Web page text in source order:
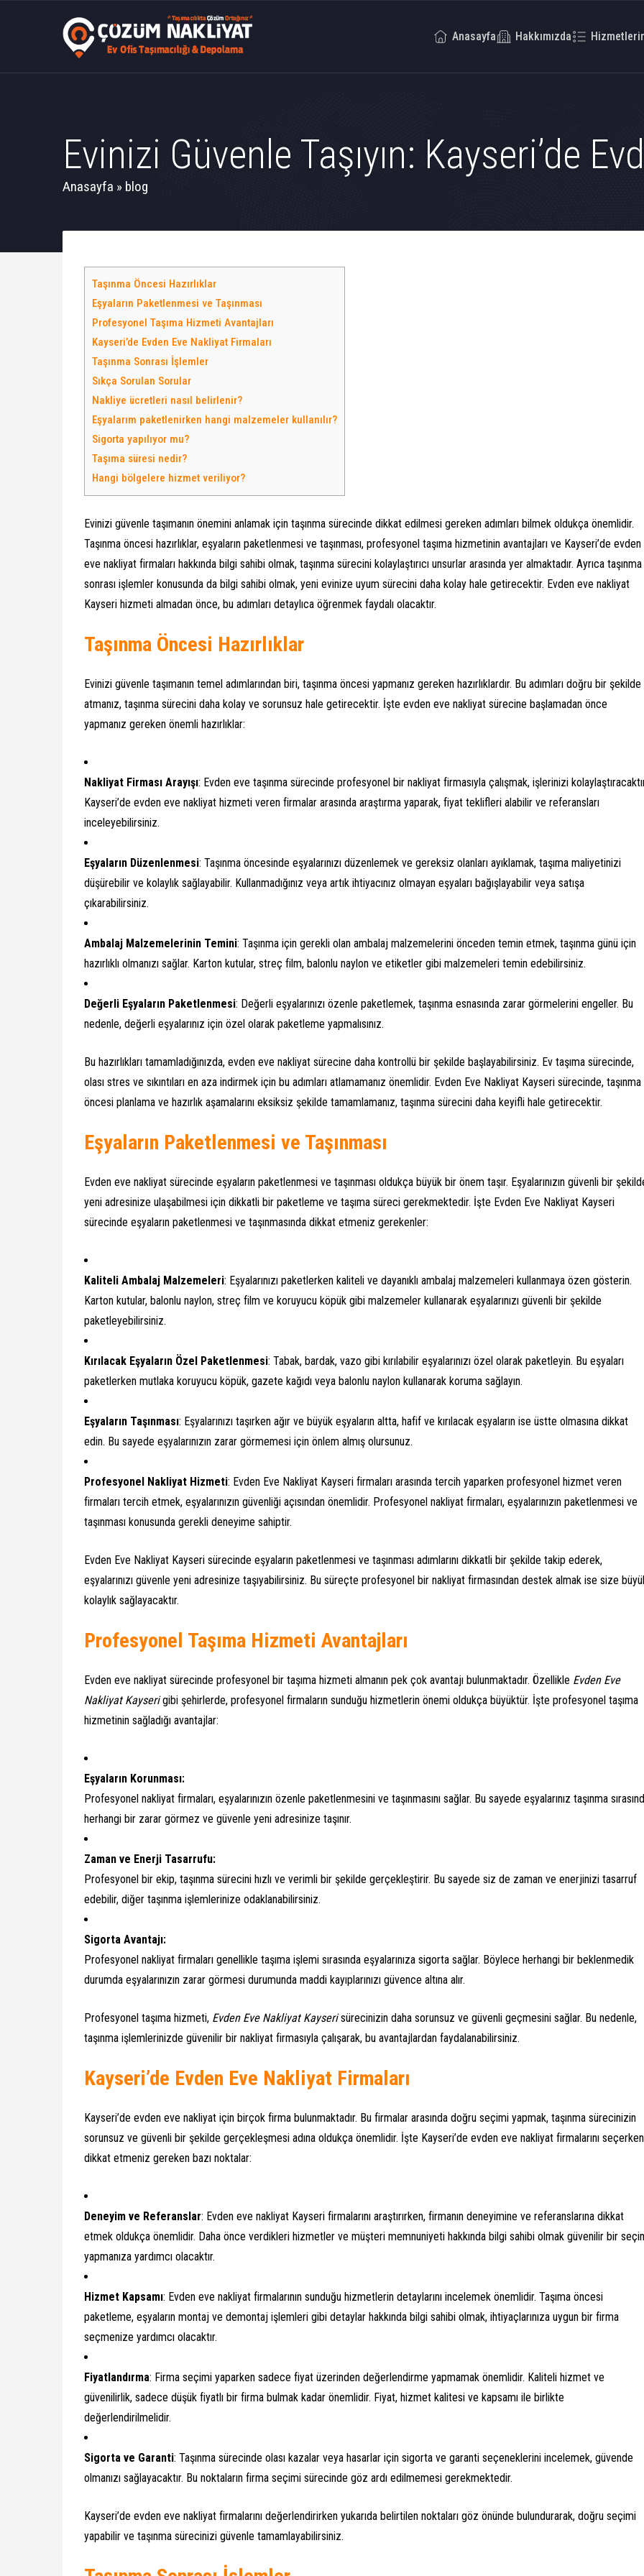
Anasayfa Hakkımızda
Evinizi Güvenle Taşıyın: Kayseri’de
Anasayfa » blog
Taşınma Öncesi Hazırlıklar
Eşyaların Paketlenmesi ve Taşınması
Profesyonel Taşıma Hizmeti Avantajları
Kayseri’de Evden Eve Nakliyat Firmaları
Taşınma Sonrası İşlemler
Sıkça Sorulan Sorular
Nakliye ücretleri nasıl belirlenir?
Eşyalarım paketlenirken hangi malzemeler kullanılır?
Sigorta yapılıyor mu?
Taşıma süresi nedir?
Hangi bölgelere hizmet veriliyor?
Evinizi güvenle taşımanın önemini anlamak için taşınma sürecinde dikkat edilmesi gereken adımları bilmek oldukça önemlidir.
Taşınma öncesi hazırlıklar, eşyaların paketlenmesi ve taşınması, profesyonel taşıma hizmetinin avantajları ve Kayseri’de evden
eve nakliyat firmaları hakkında bilgi sahibi olmak, taşınma sürecini kolaylaştırıcı unsurlar arasında yer almaktadır. Ayrıca taşınma
sonrası işlemler konusunda da bilgi sahibi olmak, yeni evinize uyum sürecini daha kolay hale getirecektir. Evden eve nakliyat
Kayseri hizmeti almadan önce, bu adımları detaylıca öğrenmek faydalı olacaktır.
Taşınma Öncesi Hazırlıklar
Evinizi güvenle taşımanın temel adımlarından biri, taşınma öncesi yapmanız gereken hazırlıklardır. Bu adımları doğru bir şekilde
atmanız, taşınma sürecini daha kolay ve sorunsuz hale getirecektir. İşte evden eve nakliyat sürecine başlamadan önce
yapmanız gereken önemli hazırlıklar:
Nakliyat Firması Arayışı: Evden eve taşınma sürecinde profesyonel bir nakliyat firmasıyla çalışmak, işlerinizi
Kayseri’de evden eve nakliyat hizmeti veren firmalar arasında araştırma yaparak, fiyat teklifleri alabilir ve referansları
inceleyebilirsiniz.
Eşyaların Düzenlenmesi: Taşınma öncesinde eşyalarınızı düzenlemek ve gereksiz olanları ayıklamak, taşıma maliyetinizi
düşürebilir ve kolaylık sağlayabilir. Kullanmadığınız veya artık ihtiyacınız olmayan eşyaları bağışlayabilir veya satışa
çıkarabilirsiniz.
Ambalaj Malzemelerinin Temini: Taşınma için gerekli olan ambalaj malzemelerini önceden temin etmek, taşınma günü için
hazırlıklı olmanızı sağlar. Karton kutular, streç film, balonlu naylon ve etiketler gibi malzemeleri temin edebilirsiniz.
Değerli Eşyaların Paketlenmesi: Değerli eşyalarınızı özenle paketlemek, taşınma esnasında zarar görmelerini engeller. Bu
nedenle, değerli eşyalarınız için özel olarak paketleme yapmalısınız.
Bu hazırlıkları tamamladığınızda, evden eve nakliyat sürecine daha kontrollü bir şekilde başlayabilirsiniz. Ev taşıma sürecinde,
olası stres ve sıkıntıları en aza indirmek için bu adımları atlamamanız önemlidir. Evden Eve Nakliyat Kayseri sürecinde, taşınma
öncesi planlama ve hazırlık aşamalarını eksiksiz şekilde tamamlamanız, taşınma sürecini daha keyifli hale getirecektir.
Eşyaların Paketlenmesi ve Taşınması
Evden eve nakliyat sürecinde eşyaların paketlenmesi ve taşınması oldukça büyük bir önem taşır. Eşyalarınızın güvenli bir
yeni adresinize ulaşabilmesi için dikkatli bir paketleme ve taşıma süreci gerekmektedir. İşte Evden Eve Nakliyat Kayseri
sürecinde eşyaların paketlenmesi ve taşınmasında dikkat etmeniz gerekenler:
Kaliteli Ambalaj Malzemeleri: Eşyalarınızı paketlerken kaliteli ve dayanıklı ambalaj malzemeleri kullanmaya özen gösterin.
Karton kutular, balonlu naylon, streç film ve koruyucu köpük gibi malzemeler kullanarak eşyalarınızı güvenli bir şekilde
paketleyebilirsiniz.
Kırılacak Eşyaların Özel Paketlenmesi: Tabak, bardak, vazo gibi kırılabilir eşyalarınızı özel olarak paketleyin. Bu eşyaları
paketlerken mutlaka koruyucu köpük, gazete kağıdı veya balonlu naylon kullanarak koruma sağlayın.
Eşyaların Taşınması: Eşyalarınızı taşırken ağır ve büyük eşyaların altta, hafif ve kırılacak eşyaların ise üstte olmasına dikkat
edin. Bu sayede eşyalarınızın zarar görmemesi için önlem almış olursunuz.
Profesyonel Nakliyat Hizmeti: Evden Eve Nakliyat Kayseri firmaları arasında tercih yaparken profesyonel hizmet veren
firmaları tercih etmek, eşyalarınızın güvenliği açısından önemlidir. Profesyonel nakliyat firmaları, eşyalarınızın paketlenmesi ve
taşınması konusunda gerekli deneyime sahiptir.
Evden Eve Nakliyat Kayseri sürecinde eşyaların paketlenmesi ve taşınması adımlarını dikkatli bir şekilde takip ederek,
eşyalarınızı güvenle yeni adresinize taşıyabilirsiniz. Bu süreçte profesyonel bir nakliyat firmasından destek almak ise size
kolaylık sağlayacaktır.
Profesyonel Taşıma Hizmeti Avantajları
Evden eve nakliyat sürecinde profesyonel bir taşıma hizmeti almanın pek çok avantajı bulunmaktadır. Özellikle Evden Eve
Nakliyat Kayserigibi şehirlerde, profesyonel firmaların sunduğu hizmetlerin önemi oldukça büyüktür. İşte profesyonel taşıma
hizmetinin sağladığı avantajlar:
Eşyaların Korunması:
Profesyonel nakliyat firmaları, eşyalarınızın özenle paketlenmesini ve taşınmasını sağlar. Bu sayede eşyalarınız taşınma
herhangi bir zarar görmez ve güvenle yeni adresinize taşınır.
Zaman ve Enerji Tasarrufu:
Profesyonel bir ekip, taşınma sürecini hızlı ve verimli bir şekilde gerçekleştirir. Bu sayede siz de zaman ve enerjinizi tasarruf
edebilir, diğer taşınma işlemlerinize odaklanabilirsiniz.
Sigorta Avantajı:
Profesyonel nakliyat firmaları genellikle taşıma işlemi sırasında eşyalarınıza sigorta sağlar. Böylece herhangi bir beklenmedik
durumda eşyalarınızın zarar görmesi durumunda maddi kayıplarınızı güvence altına alır.
Profesyonel taşıma hizmeti, Evden Eve Nakliyat Kayserisürecinizin daha sorunsuz ve güvenli geçmesini sağlar. Bu nedenle,
taşınma işlemlerinizde güvenilir bir nakliyat firmasıyla çalışarak, bu avantajlardan faydalanabilirsiniz.
Kayseri’de Evden Eve Nakliyat Firmaları
Kayseri’de evden eve nakliyat için birçok firma bulunmaktadır. Bu firmalar arasında doğru seçimi yapmak, taşınma sürecinizin
sorunsuz ve güvenli bir şekilde gerçekleşmesi adına oldukça önemlidir. İşte Kayseri’de evden eve nakliyat firmalarını seçerken
dikkat etmeniz gereken bazı noktalar:
Deneyim ve Referanslar: Evden eve nakliyat Kayseri firmalarını araştırırken, firmanın deneyimine ve referanslarına dikkat
etmek oldukça önemlidir. Daha önce verdikleri hizmetler ve müşteri memnuniyeti hakkında bilgi sahibi olmak güvenilir bir
yapmanıza yardımcı olacaktır.
Hizmet Kapsamı: Evden eve nakliyat firmalarının sunduğu hizmetlerin detaylarını incelemek önemlidir. Taşıma öncesi
paketleme, eşyaların montaj ve demontaj işlemleri gibi detaylar hakkında bilgi sahibi olmak, ihtiyaçlarınıza uygun bir firma
seçmenize yardımcı olacaktır.
Fiyatlandırma: Firma seçimi yaparken sadece fiyat üzerinden değerlendirme yapmamak önemlidir. Kaliteli hizmet ve
güvenilirlik, sadece düşük fiyatlı bir firma bulmak kadar önemlidir. Fiyat, hizmet kalitesi ve kapsamı ile birlikte
değerlendirilmelidir.
Sigorta ve Garanti: Taşınma sürecinde olası kazalar veya hasarlar için sigorta ve garanti seçeneklerini incelemek, güvende
olmanızı sağlayacaktır. Bu noktaların firma seçimi sürecinde göz ardı edilmemesi gerekmektedir.
Kayseri’de evden eve nakliyat firmalarını değerlendirirken yukarıda belirtilen noktaları göz önünde bulundurarak, doğru seçimi
yapabilir ve taşınma sürecinizi güvenle tamamlayabilirsiniz.